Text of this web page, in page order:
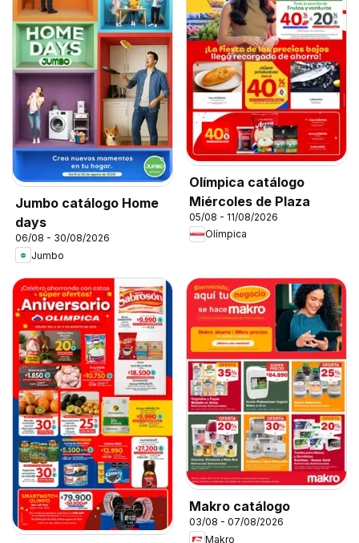
Jumbo catálogo Home
days
06/08 - 30/08/2026
Jumbo
Olímpica catálogo
Miércoles de Plaza
05/08 - 11/08/2026
Olímpica
Makro catálogo
03/08 - 07/08/2026
Makro